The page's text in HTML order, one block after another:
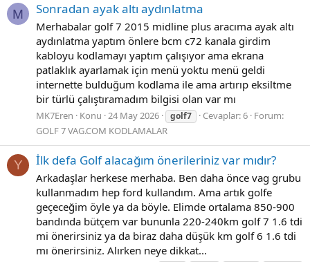
M Sonradan ayak altı aydınlatma
Merhabalar golf 7 2015 midline plus aracıma ayak altı
aydınlatma yaptım önlere bcm c72 kanala girdim
kabloyu kodlamayı yaptım çalışıyor ama ekrana
patlaklık ayarlamak için menü yoktu menü geldi
internette bulduğum kodlama ile ama artırıp eksiltme
bir türlü çalıştıramadım bilgisi olan var mı
MK7Eren Konu 24 May 2026 golf7 Cevaplar: 6 Forum:
GOLF 7 VAG.COM KODLAMALAR
Y İlk defa Golf alacağım önerileriniz var mıdır?
Arkadaşlar herkese merhaba. Ben daha önce vag grubu
kullanmadım hep ford kullandım. Ama artık golfe
geçeceğim öyle ya da böyle. Elimde ortalama 850-900
bandında bütçem var bununla 220-240km golf 7 1.6 tdi
mi önerirsiniz ya da biraz daha düşük km golf 6 1.6 tdi
mı önerirsiniz. Alırken neye dikkat...